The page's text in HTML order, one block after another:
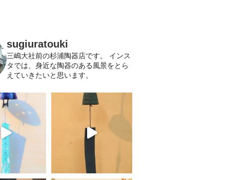
sugiuratouki
三嶋大社前の杉浦陶器店です。
インス
タでは、身近な陶器のある風景をとら
えていきたいと思います。